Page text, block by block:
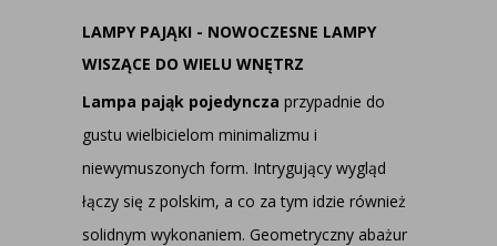
LAMPY PAJĄKI - NOWOCZESNE LAMPY
WISZĄCE DO WIELU WNĘTRZ
Lampa pająk pojedyncza przypadnie do
gustu wielbicielom minimalizmu i
niewymuszonych form. Intrygujący wygląd
łączy się z polskim, a co za tym idzie również
solidnym wykonaniem. Geometryczny abażur